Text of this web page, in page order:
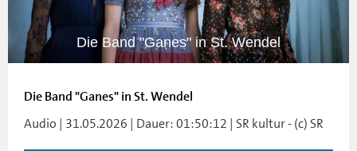
Die Band "Ganes" in St. Wendel
Die Band "Ganes" in St. Wendel
Audio | 31.05.2026 | Dauer: 01:50:12 | SR kultur - (c) SR